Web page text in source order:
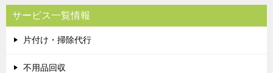
サービス一覧情報
片付け・掃除代行
不用品回収